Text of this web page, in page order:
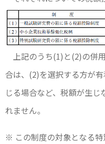
上記のうち(1)と(2)の併
合は、(2)を選択する方が
じる場合など、税額が生
れません。
※ この制度の対象となる